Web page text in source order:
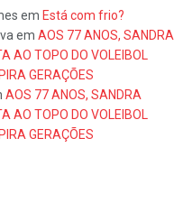
em Está com frio?
em AOS 77 ANOS, SANDRA
AO TOPO DO VOLEIBOL
GERAÇÕES
AOS 77 ANOS, SANDRA
AO TOPO DO VOLEIBOL
GERAÇÕES